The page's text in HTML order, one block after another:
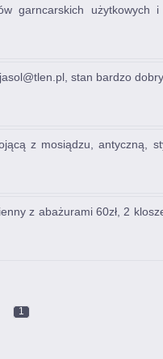
garncarskich
stan bardzo dobry,
z mosiądzu, antyczną,
z abażurami 60zł, 2
1